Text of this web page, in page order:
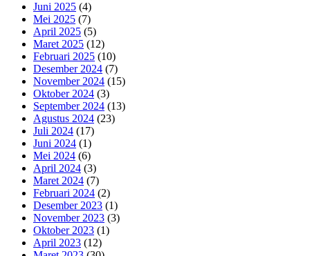
Juni 2025 (4)
Mei 2025 (7)
April 2025 (5)
Maret 2025 (12)
Februari 2025 (10)
Desember 2024 (7)
November 2024 (15)
Oktober 2024 (3)
September 2024 (13)
Agustus 2024 (23)
Juli 2024 (17)
Juni 2024 (1)
Mei 2024 (6)
April 2024 (3)
Maret 2024 (7)
Februari 2024 (2)
Desember 2023 (1)
November 2023 (3)
Oktober 2023 (1)
April 2023 (12)